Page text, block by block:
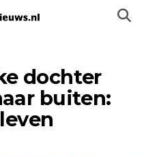
dochter
buiten: